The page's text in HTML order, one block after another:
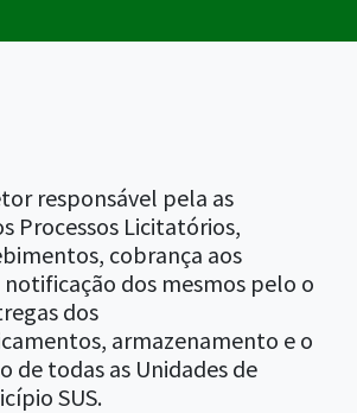
responsável pela as
Processos Licitatórios,
cobrança aos
dos mesmos pelo o
dos
armazenamento e o
de todas as Unidades de
SUS.